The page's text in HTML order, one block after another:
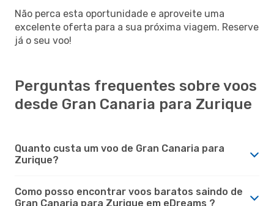
Não perca esta oportunidade e aproveite uma
excelente oferta para a sua próxima viagem. Reserve
já o seu voo!
Perguntas frequentes sobre voos
desde Gran Canaria para Zurique
Quanto custa um voo de Gran Canaria para
Zurique?
Como posso encontrar voos baratos saindo de
Gran Canaria para Zurique em eDreams ?